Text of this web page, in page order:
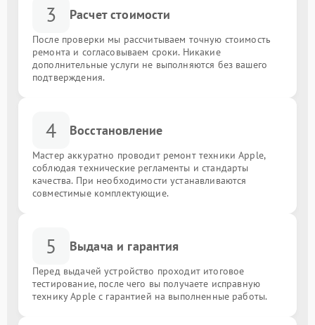
3 Расчет стоимости
После проверки мы рассчитываем точную стоимость
ремонта и согласовываем сроки. Никакие
дополнительные услуги не выполняются без вашего
подтверждения.
4 Восстановление
Мастер аккуратно проводит ремонт техники Apple,
соблюдая технические регламенты и стандарты
качества. При необходимости устанавливаются
совместимые комплектующие.
5 Выдача и гарантия
Перед выдачей устройство проходит итоговое
тестирование, после чего вы получаете исправную
технику Apple с гарантией на выполненные работы.